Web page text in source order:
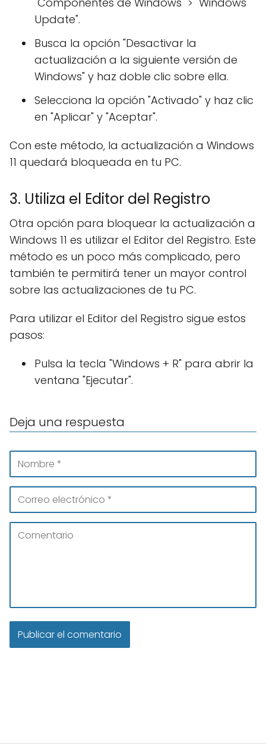
Update".
Busca la opción "Desactivar la
actualización a la siguiente versión de
Windows" y haz doble clic sobre ella.
Selecciona la opción "Activado" y haz clic
en "Aplicar" y "Aceptar".
Con este método, la actualización a Windows
11 quedará bloqueada en tu PC.
3. Utiliza el Editor del Registro
Otra opción para bloquear la actualización a
Windows 11 es utilizar el Editor del Registro. Este
método es un poco más complicado, pero
también te permitirá tener un mayor control
sobre las actualizaciones de tu PC.
Para utilizar el Editor del Registro sigue estos
pasos:
Pulsa la tecla "Windows + R" para abrir la
ventana "Ejecutar".
Deja una respuesta